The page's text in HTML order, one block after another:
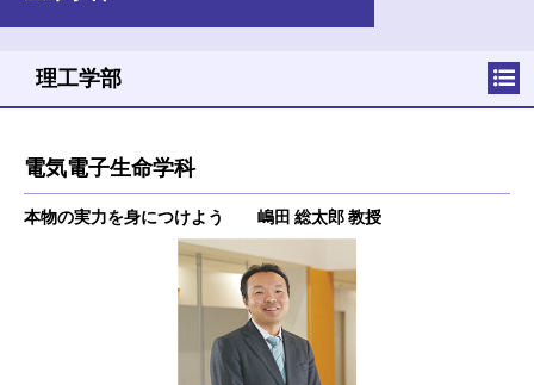
電気電子生命学科
本物の実力を身につけよう 嶋田 総太郎 教授
理工学部